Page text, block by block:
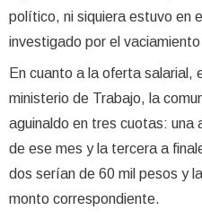
político, ni siquiera estuvo en
investigado por el
En cuanto a la oferta salarial,
ministerio de Trabajo, la
aguinaldo en tres cuotas: una
de ese mes y la tercera a
dos serían de 60 mil pesos y
monto correspondiente.